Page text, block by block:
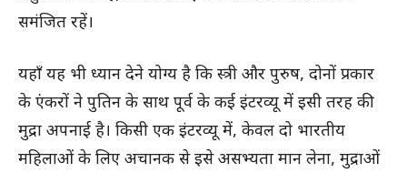
समंजित रहें।
यहाँ यह भी ध्यान देने योग्य है कि स्त्री और पुरुष, दोनों प्रकार
के एंकरों ने पुतिन के साथ पूर्व के कई इंटरव्यू में इसी तरह की
मुद्रा अपनाई है। किसी एक इंटरव्यू में, केवल दो भारतीय
महिलाओं के लिए अचानक से इसे असभ्यता मान लेना, मुद्राओं